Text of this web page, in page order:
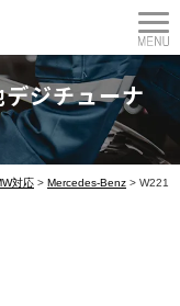
ジチューナ
対応 > Mercedes-Benz > W221